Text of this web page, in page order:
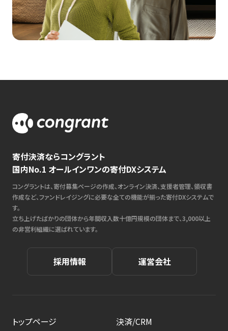
寄付決済ならコングラント
国内No.1 オールインワンの寄付DXシステム
コングラントは、寄付募集ページの作成、オンライン決済、支援者管理、領収書
作成など、ファンドレイジングに必要な全ての機能が揃った寄付DXシステムで
す。
立ち上げたばかりの団体から年間収入数十億円規模の団体まで、3,000以上
の非営利組織に選ばれています。
採用情報 運営会社
トップページ
決済/CRM